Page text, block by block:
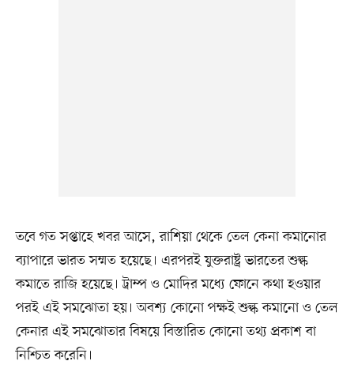
তবে গত সপ্তাহে খবর আসে, রাশিয়া থেকে তেল কেনা কমানোর
ব্যাপারে ভারত সম্মত হয়েছে। এরপরই যুক্তরাষ্ট্র ভারতের শুল্ক
কমাতে রাজি হয়েছে। ট্রাম্প ও মোদির মধ্যে ফোনে কথা হওয়ার
পরই এই সমঝোতা হয়। অবশ্য কোনো পক্ষই শুল্ক কমানো ও তেল
কেনার এই সমঝোতার বিষয়ে বিস্তারিত কোনো তথ্য প্রকাশ বা
নিশ্চিত করেনি।